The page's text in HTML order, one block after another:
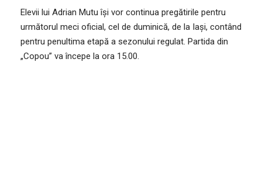
Elevii lui Adrian Mutu își vor continua pregătirile pentru
următorul meci oficial, cel de duminică, de la Iași, contând
pentru penultima etapă a sezonului regulat. Partida din
„Copou” va începe la ora 15.00.